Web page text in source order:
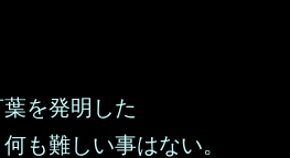
を発明した
も難しい事はない。